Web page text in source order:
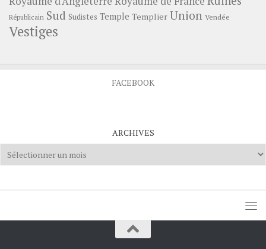
Républicain Sud Sudistes Temple Templier Union Vendée
Vestiges
FACEBOOK
ARCHIVES
Archives